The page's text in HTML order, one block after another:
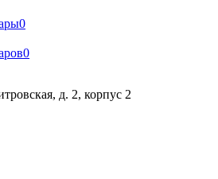
0
0
д. 2, корпус 2